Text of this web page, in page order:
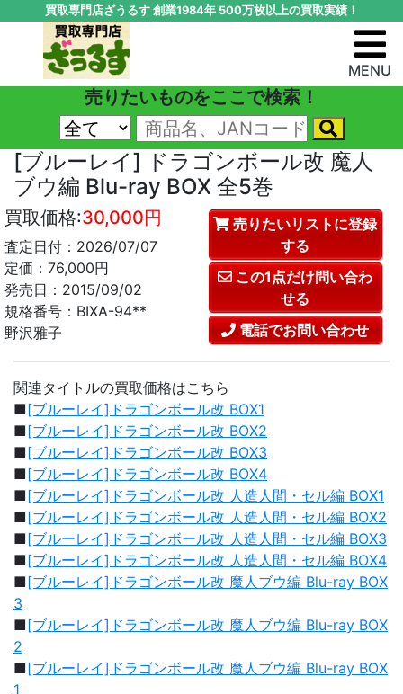
買取専門店ざうるす 創業1984年 500万枚以上の買取実績！
MENU
売りたいものをここで検索！
[ブルーレイ] ドラゴンボール改 魔人
ブウ編 Blu-ray BOX 全5巻
買取価格:30,000円
査定日付：2026/07/07
定価：76,000円
発売日：2015/09/02
規格番号：BIXA-94**
野沢雅子
売りたいリストに登録
する
この1点だけ問い合わ
せる
電話でお問い合わせ
関連タイトルの買取価格はこちら
■[ブルーレイ]ドラゴンボール改 BOX1
■[ブルーレイ]ドラゴンボール改 BOX2
■[ブルーレイ]ドラゴンボール改 BOX3
■[ブルーレイ]ドラゴンボール改 BOX4
■[ブルーレイ]ドラゴンボール改 人造人間・セル編 BOX1
■[ブルーレイ]ドラゴンボール改 人造人間・セル編 BOX2
■[ブルーレイ]ドラゴンボール改 人造人間・セル編 BOX3
■[ブルーレイ]ドラゴンボール改 人造人間・セル編 BOX4
■[ブルーレイ]ドラゴンボール改 魔人ブウ編 Blu-ray BOX
3
■[ブルーレイ]ドラゴンボール改 魔人ブウ編 Blu-ray BOX
2
■[ブルーレイ]ドラゴンボール改 魔人ブウ編 Blu-ray BOX
1